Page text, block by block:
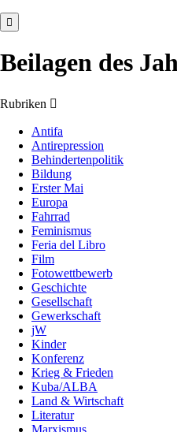
Beilagen des
Rubriken
Antifa
Antirepression
Behindertenpolitik
Bildung
Erster Mai
Europa
Fahrrad
Feminismus
Feria del Libro
Film
Fotowettbewerb
Geschichte
Gesellschaft
Gewerkschaft
jW
Kinder
Konferenz
Krieg & Frieden
Kuba/ALBA
Land & Wirtschaft
Literatur
Marxismus